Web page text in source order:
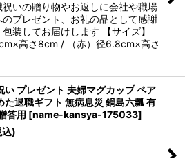
祝いの贈り物やお返しに会社や職場
プレゼント、お礼の品として感謝
装してお届けします 【サイズ】
高さ8cm / （赤）径6.8cm×高さ
い プレゼント 夫婦マグカップ ペア
た退職ギフト 無病息災 鍋島六瓢 有
答用 [name-kansya-175033]
込)